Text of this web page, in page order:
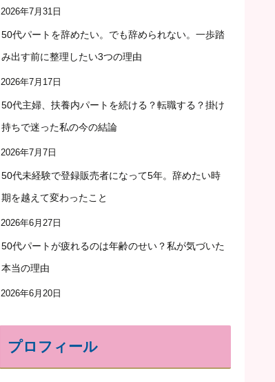
2026年7月31日
50代パートを辞めたい。でも辞められない。一歩踏
み出す前に整理したい3つの理由
2026年7月17日
50代主婦、扶養内パートを続ける？転職する？掛け
持ちで迷った私の今の結論
2026年7月7日
50代未経験で登録販売者になって5年。辞めたい時
期を越えて変わったこと
2026年6月27日
50代パートが疲れるのは年齢のせい？私が気づいた
本当の理由
2026年6月20日
プロフィール